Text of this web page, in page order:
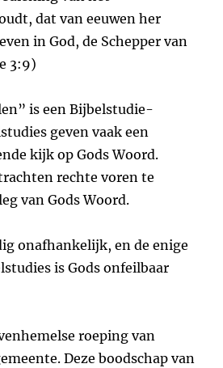
dat van eeuwen her
in God, de Schepper van
3:9)
is een Bijbelstudie-
geven vaak een
kijk op Gods Woord.
rechte voren te
van Gods Woord.
onafhankelijk, en de enige
is Gods onfeilbaar
roeping van
Deze boodschap van